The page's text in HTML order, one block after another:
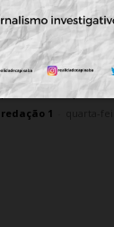
Flávia Varela
Transporte
aciona Câmara de
possível uso
redação 1